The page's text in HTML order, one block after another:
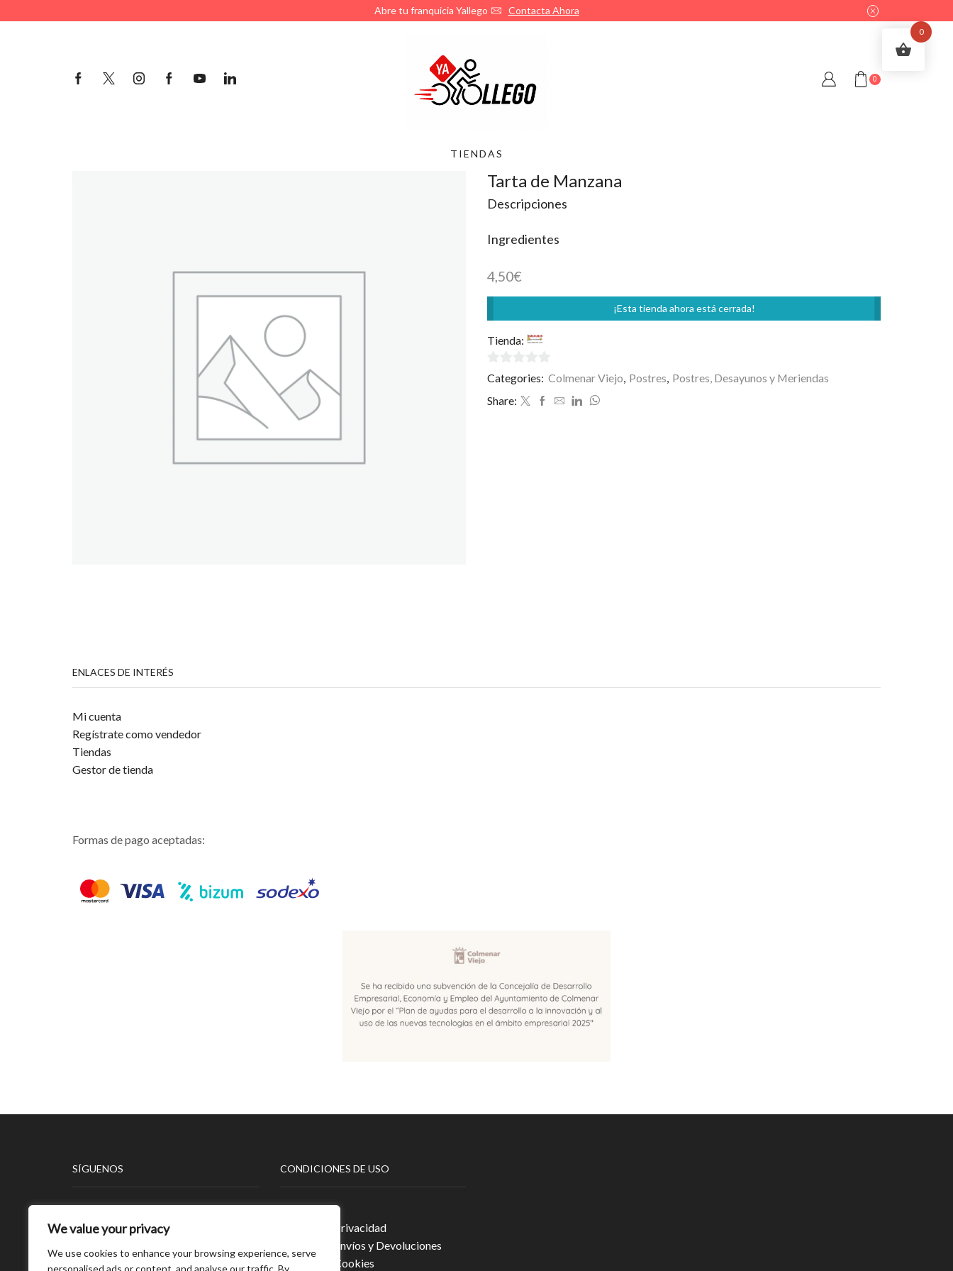
We value your privacy
We use cookies to enhance your browsing experience, serve
personalised ads or content, and analyse our traffic. By
Abre tu franquicia Yallego Contacta Ahora
0
TIENDAS
Tarta de Manzana
Descripciones
Ingredientes
4,50€
¡Esta tienda ahora está cerrada!
Tienda:
0
Categories: Colmenar Viejo, Postres, Postres, Desayunos y Meriendas
Share:
ENLACES DE INTERÉS
Mi cuenta
Regístrate como vendedor
Tiendas
Gestor de tienda
Formas de pago aceptadas:
SÍGUENOS CONDICIONES DE USO
Política de Privacidad
Política de Envíos y Devoluciones
Política de Cookies
0